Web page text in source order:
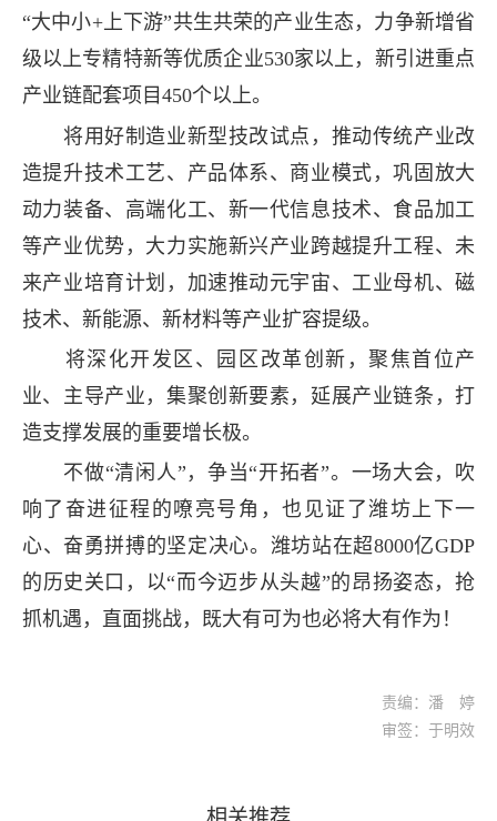
“大中小+上下游”共生共荣的产业生态，力争新增省
级以上专精特新等优质企业530家以上，新引进重点
产业链配套项目450个以上。
将用好制造业新型技改试点，推动传统产业改
造提升技术工艺、产品体系、商业模式，巩固放大
动力装备、高端化工、新一代信息技术、食品加工
等产业优势，大力实施新兴产业跨越提升工程、未
来产业培育计划，加速推动元宇宙、工业母机、磁
技术、新能源、新材料等产业扩容提级。
将深化开发区、园区改革创新，聚焦首位产
业、主导产业，集聚创新要素，延展产业链条，打
造支撑发展的重要增长极。
不做“清闲人”，争当“开拓者”。一场大会，吹
响了奋进征程的嘹亮号角，也见证了潍坊上下一
心、奋勇拼搏的坚定决心。潍坊站在超8000亿GDP
的历史关口，以“而今迈步从头越”的昂扬姿态，抢
抓机遇，直面挑战，既大有可为也必将大有作为！
责编：潘 婷
审签：于明效